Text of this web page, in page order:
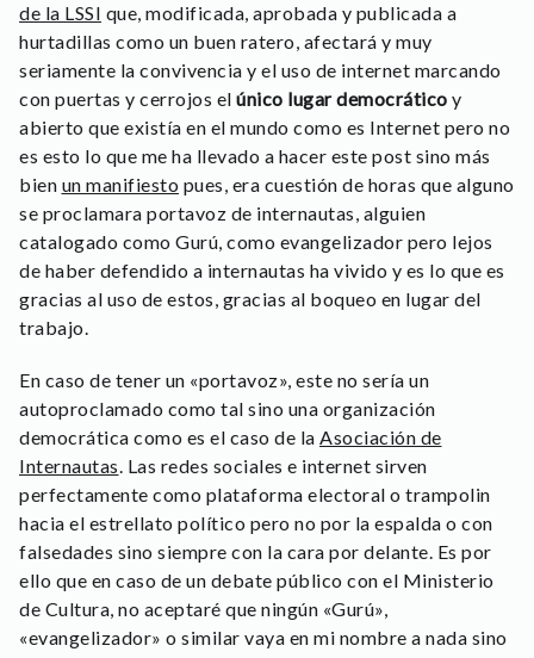
de la LSSI que, modificada, aprobada y publicada a
hurtadillas como un buen ratero, afectará y muy
seriamente la convivencia y el uso de internet marcando
con puertas y cerrojos el único lugar democrático y
abierto que existía en el mundo como es Internet pero no
es esto lo que me ha llevado a hacer este post sino más
bien un manifiesto pues, era cuestión de horas que alguno
se proclamara portavoz de internautas, alguien
catalogado como Gurú, como evangelizador pero lejos
de haber defendido a internautas ha vivido y es lo que es
gracias al uso de estos, gracias al boqueo en lugar del
trabajo.
En caso de tener un «portavoz», este no sería un
autoproclamado como tal sino una organización
democrática como es el caso de la Asociación de
Internautas. Las redes sociales e internet sirven
perfectamente como plataforma electoral o trampolin
hacia el estrellato político pero no por la espalda o con
falsedades sino siempre con la cara por delante. Es por
ello que en caso de un debate público con el Ministerio
de Cultura, no aceptaré que ningún «Gurú»,
«evangelizador» o similar vaya en mi nombre a nada sino